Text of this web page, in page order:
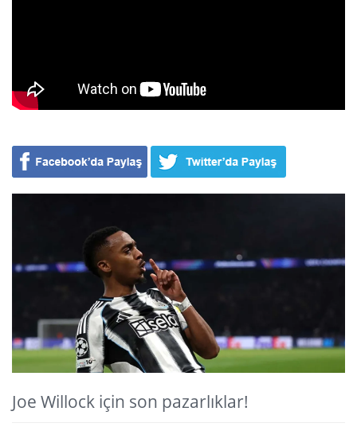
Joe Willock için son pazarlıklar!